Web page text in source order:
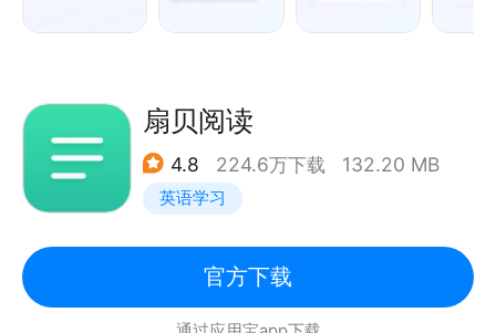
解释专业准确，真人发音，满足小学初中高中四六级考
研雅思托福商务英语人的学习翻译考试需求。
——海量词汇
相关词、双语例句，满足学习、翻译、考试需求。
扇贝阅读
4.8 224.6万下载 132.20 MB
英语学习
官方下载